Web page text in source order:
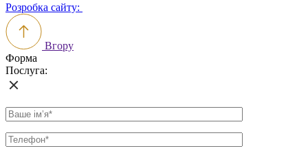
Розробка сайту:
Вгору
Форма
Послуга: